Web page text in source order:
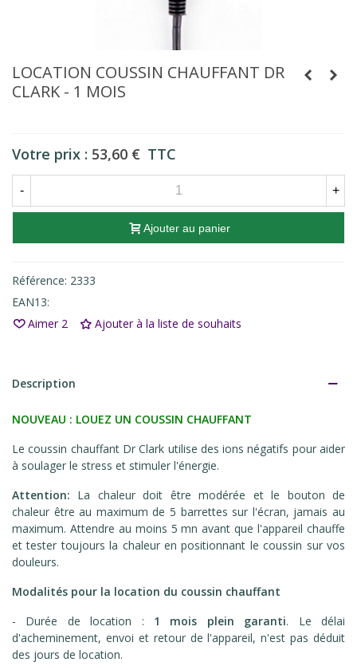
LOCATION COUSSIN CHAUFFANT DR
CLARK - 1 MOIS
Votre prix : 53,60 € TTC
- +
Ajouter au panier
Référence: 2333
EAN13:
Aimer 2 Ajouter à la liste de souhaits
Description
NOUVEAU : LOUEZ UN COUSSIN CHAUFFANT
Le coussin chauffant Dr Clark utilise des ions négatifs pour aider
à soulager le stress et stimuler l'énergie.
Attention: La chaleur doit être modérée et le bouton de
chaleur être au maximum de 5 barrettes sur l'écran, jamais au
maximum. Attendre au moins 5 mn avant que l'appareil chauffe
et tester toujours la chaleur en positionnant le coussin sur vos
douleurs.
Modalités pour la location du coussin chauffant
- Durée de location : 1 mois plein garanti. Le délai
d'acheminement, envoi et retour de l'appareil, n'est pas déduit
des jours de location.